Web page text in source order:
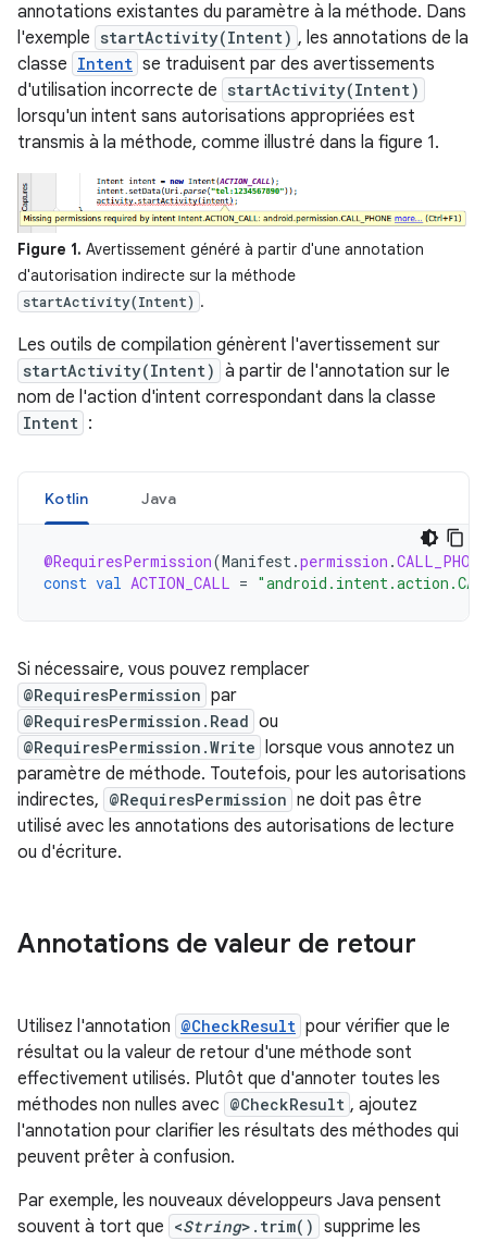
annotations existantes du paramètre à la méthode. Dans
l'exemple startActivity(Intent) , les annotations de la
classe Intent se traduisent par des avertissements
d'utilisation incorrecte de startActivity(Intent)
lorsqu'un intent sans autorisations appropriées est
transmis à la méthode, comme illustré dans la figure 1.
Figure 1. Avertissement généré à partir d'une annotation
d'autorisation indirecte sur la méthode
startActivity(Intent) .
Les outils de compilation génèrent l'avertissement sur
startActivity(Intent) à partir de l'annotation sur le
nom de l'action d'intent correspondant dans la classe
Intent :
Kotlin Java
@RequiresPermission(Manifest.permission .CALL_PHONE
const val ACTION_CALL =
Si nécessaire, vous pouvez remplacer
@RequiresPermission par
@RequiresPermission.Read ou
@RequiresPermission.Write lorsque vous annotez un
paramètre de méthode. Toutefois, pour les autorisations
indirectes, @RequiresPermission ne doit pas être
utilisé avec les annotations des autorisations de lecture
ou d'écriture.
Annotations de valeur de retour
Utilisez l'annotation @CheckResult pour vérifier que le
résultat ou la valeur de retour d'une méthode sont
effectivement utilisés. Plutôt que d'annoter toutes les
méthodes non nulles avec @CheckResult , ajoutez
l'annotation pour clarifier les résultats des méthodes qui
peuvent prêter à confusion.
Par exemple, les nouveaux développeurs Java pensent
souvent à tort que <String>.trim() supprime les